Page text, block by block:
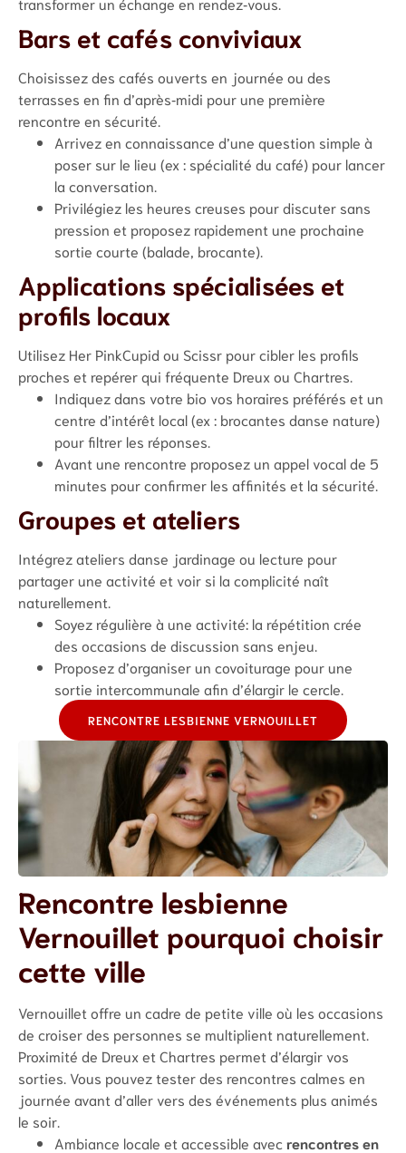
Bars et cafés conviviaux
Choisissez des cafés ouverts en journée ou des
terrasses en fin d’après‑midi pour une première
rencontre en sécurité.
Arrivez en connaissance d’une question simple à
poser sur le lieu (ex : spécialité du café) pour lancer
la conversation.
Privilégiez les heures creuses pour discuter sans
pression et proposez rapidement une prochaine
sortie courte (balade, brocante).
Applications spécialisées et
profils locaux
Utilisez Her PinkCupid ou Scissr pour cibler les profils
proches et repérer qui fréquente Dreux ou Chartres.
Indiquez dans votre bio vos horaires préférés et un
centre d’intérêt local (ex : brocantes danse nature)
pour filtrer les réponses.
Avant une rencontre proposez un appel vocal de 5
minutes pour confirmer les affinités et la sécurité.
Groupes et ateliers
Intégrez ateliers danse jardinage ou lecture pour
partager une activité et voir si la complicité naît
naturellement.
Soyez régulière à une activité: la répétition crée
des occasions de discussion sans enjeu.
Proposez d’organiser un covoiturage pour une
sortie intercommunale afin d’élargir le cercle.
RENCONTRE LESBIENNE VERNOUILLET
Rencontre lesbienne
Vernouillet pourquoi choisir
cette ville
Vernouillet offre un cadre de petite ville où les occasions
de croiser des personnes se multiplient naturellement.
Proximité de Dreux et Chartres permet d’élargir vos
sorties. Vous pouvez tester des rencontres calmes en
journée avant d’aller vers des événements plus animés
le soir.
Ambiance locale et accessible avec rencontres en